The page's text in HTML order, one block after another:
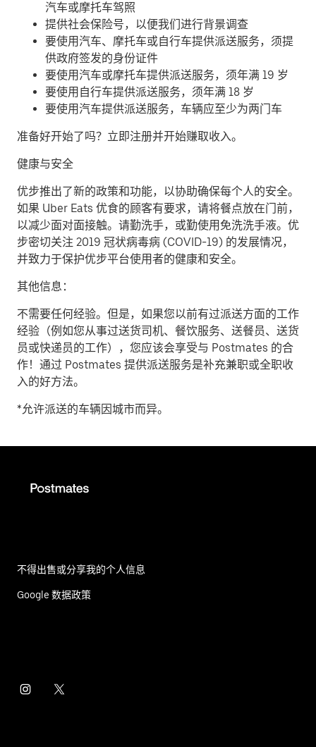
汽车或摩托车驾照
提供社会保险号，以便我们进行背景调查
要使用汽车、摩托车或自行车提供派送服务，须提
供政府签发的身份证件
要使用汽车或摩托车提供派送服务，须年满 19 岁
要使用自行车提供派送服务，须年满 18 岁
要使用汽车提供派送服务，车辆应至少为两门车
准备好开始了吗？立即注册并开始赚取收入。
健康与安全
优步推出了新的政策和功能，以协助确保每个人的安全。
如果 Uber Eats 优食的顾客有要求，请将餐点放在门前，
以减少面对面接触。请勤洗手，或勤使用免洗洗手液。优
步密切关注 2019 冠状病毒病 (COVID-19) 的发展情况，
并致力于保护优步平台使用者的健康和安全。
其他信息：
不需要任何经验。但是，如果您以前有过派送方面的工作
经验（例如您从事过送货司机、餐饮服务、送餐员、送货
员或快递员的工作），您应该会享受与 Postmates 的合
作！通过 Postmates 提供派送服务是补充兼职或全职收
入的好方法。
*允许派送的车辆因城市而异。
不得出售或分享我的个人信息
Google 数据政策